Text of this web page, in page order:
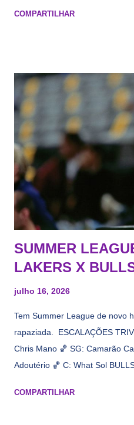
cara de decrépito, mas que
vezes a gente esquece
Tas no Telecurso 2000 , É
todos esses nomes foram
interesse, não importa, o
informação, a veracidade vem
agora nada de Ruim
interesse) e LeBrão James -
Draymond Green enquanto
COMPARTILHAR
SUMMER
LAKERS X
julho 16, 2026
Tem Summer League de novo
rapaziada. ESCALAÇÕES
Chris Mano 🏀 SG: Camarão
Adoutério 🏀 C: What Sol
19h00 Local: Las Vegas
COMPARTILHAR